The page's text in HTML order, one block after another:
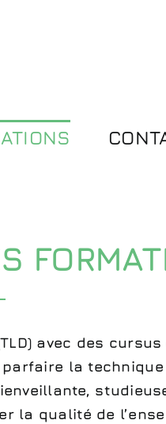
avec des
la
la qualité de